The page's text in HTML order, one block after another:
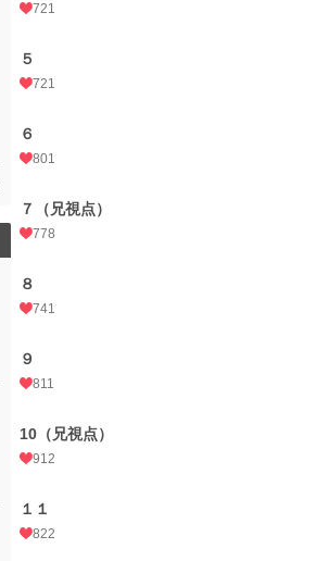
721
５
721
６
801
７（兄視点）
778
８
741
９
811
10（兄視点）
912
１１
822